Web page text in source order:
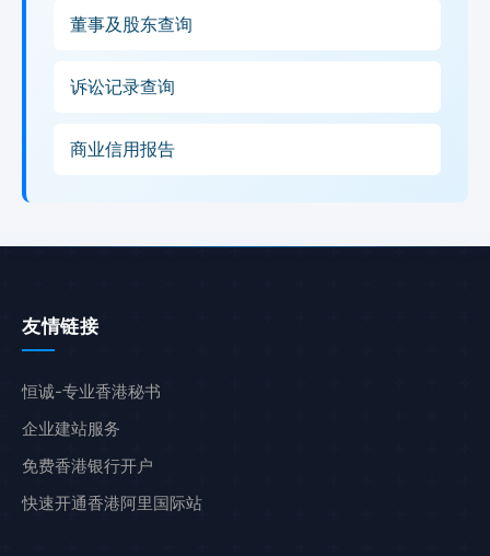
董事及股东查询
诉讼记录查询
商业信用报告
友情链接
恒诚-专业香港秘书
企业建站服务
免费香港银行开户
快速开通香港阿里国际站